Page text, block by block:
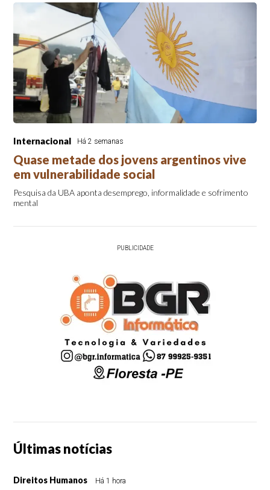
Internacional Há 2 semanas
Quase metade dos jovens argentinos vive
em vulnerabilidade social
Pesquisa da UBA aponta desemprego, informalidade e sofrimento
mental
PUBLICIDADE
Últimas notícias
Direitos Humanos Há 1 hora